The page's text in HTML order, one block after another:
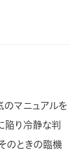
マニュアルを
陥り冷静な判
のときの臨機